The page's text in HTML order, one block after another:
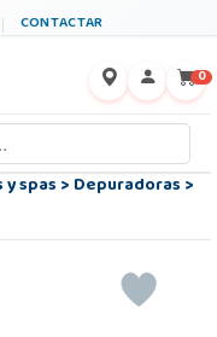
CONTACTAR
0
spas>Depuradoras>